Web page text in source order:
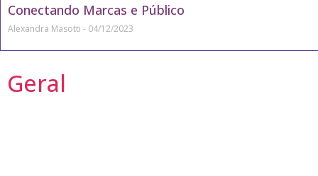
Conectando Marcas e Público
Alexandra Masotti 04/12/2023
Geral